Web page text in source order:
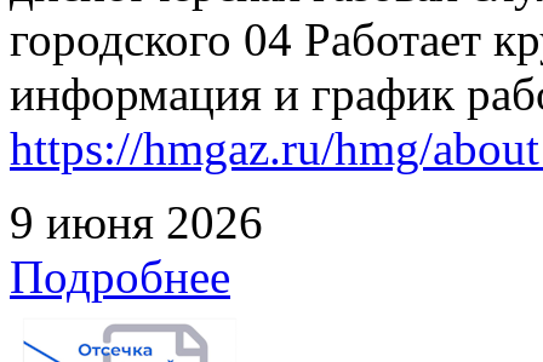
городского 04 Работает
информация и график
https://hmgaz.ru/hmg/
9 июня 2026
Подробнее